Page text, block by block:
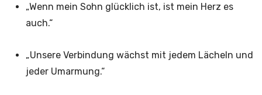
„Wenn mein Sohn glücklich ist, ist mein Herz es
auch.“
„Unsere Verbindung wächst mit jedem Lächeln und
jeder Umarmung.“